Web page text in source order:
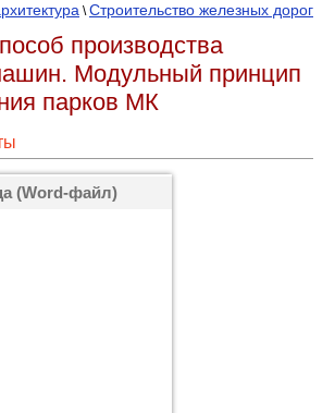
\Строительство железных дорог
производства
Модульный принцип
парков МК
(Word-файл)